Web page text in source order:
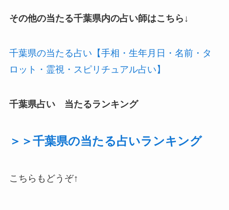
その他の当たる千葉県内の占い師はこちら↓
千葉県の当たる占い【手相・生年月日・名前・タ
ロット・霊視・スピリチュアル占い】
千葉県占い 当たるランキング
＞＞千葉県の当たる占いランキング
こちらもどうぞ↑